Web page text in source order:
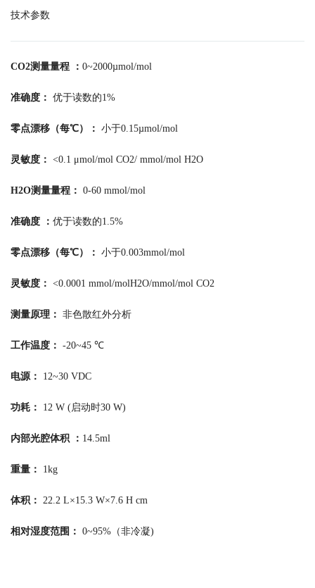
技术参数
CO2测量量程 ： 0~2000µmol/mol
准确度： 优于读数的1%
零点漂移（每℃）： 小于0.15µmol/mol
灵敏度： <0.1 μmol/mol CO2/ mmol/mol H2O
H2O测量量程： 0-60 mmol/mol
准确度 ： 优于读数的1.5%
零点漂移（每℃）： 小于0.003mmol/mol
灵敏度： <0.0001 mmol/molH2O/mmol/mol CO2
测量原理： 非色散红外分析
工作温度： -20~45 ℃
电源： 12~30 VDC
功耗： 12 W (启动时30 W)
内部光腔体积 ： 14.5ml
重量： 1kg
体积： 22.2 L×15.3 W×7.6 H cm
相对湿度范围： 0~95%（非冷凝)